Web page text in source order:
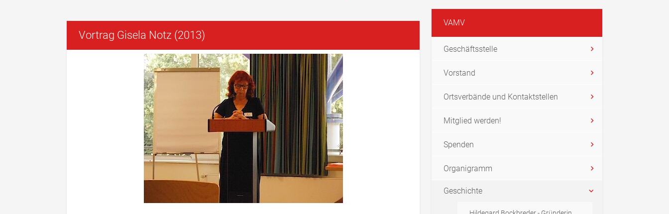
Vortrag Gisela Notz (2013)
VAMV
Geschäftsstelle
Vorstand
Ortsverbände und Kontaktstellen
Mitglied werden!
Spenden
Organigramm
Geschichte